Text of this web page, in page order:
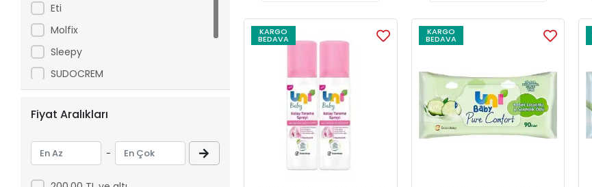
Eti
Molfix
Sleepy
SUDOCREM
Ünibaby
Fiyat Aralıkları
-
KARGO
BEDAVA
KARGO
BEDAVA